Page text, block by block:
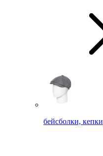
бейсболки, кепки